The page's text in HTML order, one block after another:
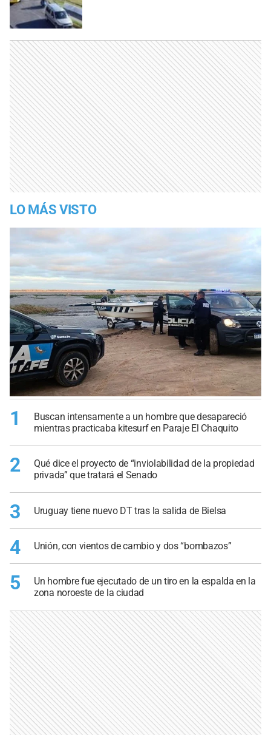
LO MÁS VISTO
1
Buscan intensamente a un hombre que desapareció
mientras practicaba kitesurf en Paraje El Chaquito
2
Qué dice el proyecto de “inviolabilidad de la propiedad
privada” que tratará el Senado
3 Uruguay tiene nuevo DT tras la salida de Bielsa
4 Unión, con vientos de cambio y dos “bombazos”
5
Un hombre fue ejecutado de un tiro en la espalda en la
zona noroeste de la ciudad